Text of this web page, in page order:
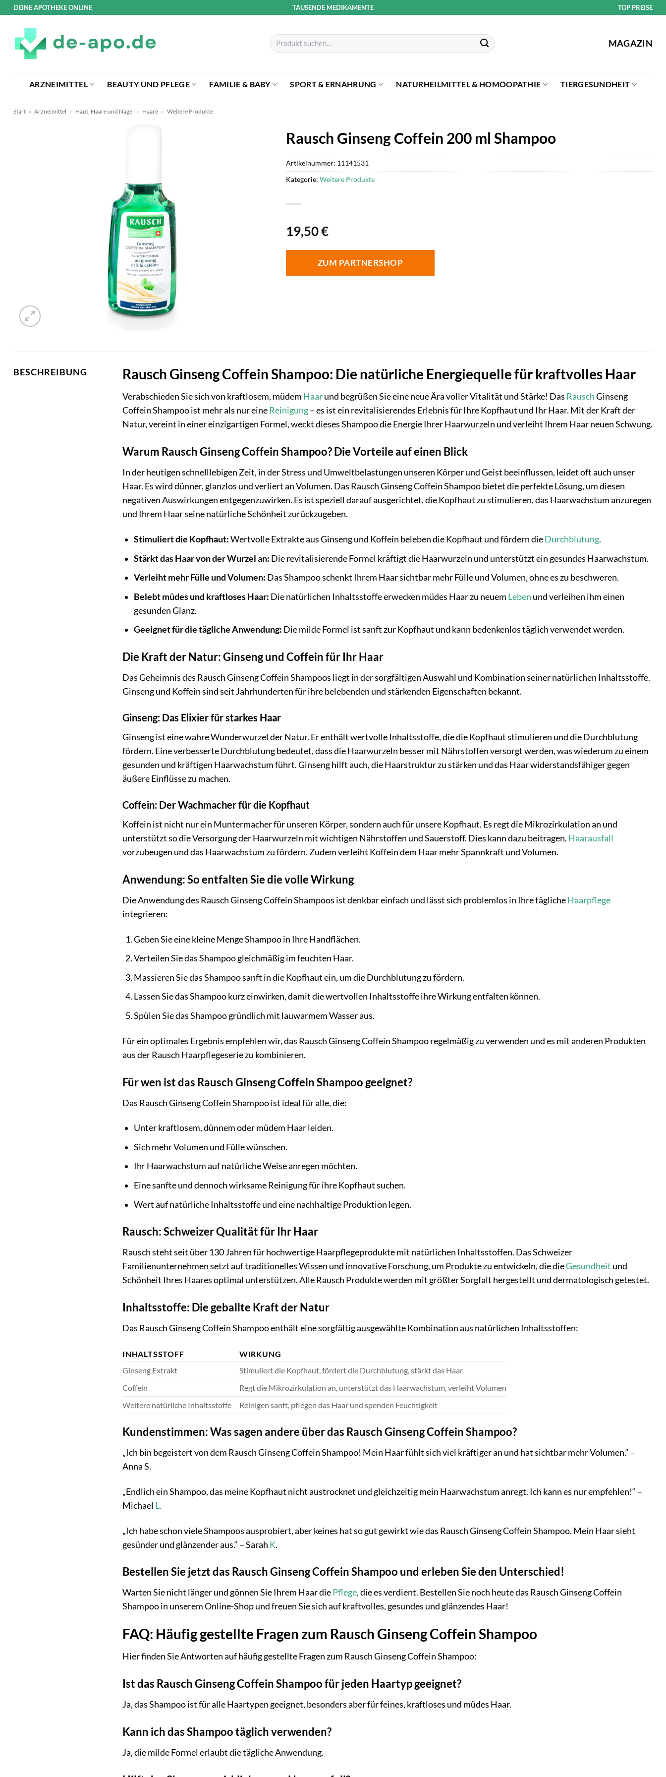
ZumDEINE APOTHEKE ONLINE TAUSENDE MEDIKAMENTE TOP PREISE
Suchen
nach:
MAGAZIN
ARZNEIMITTEL BEAUTY UND PFLEGE FAMILIE & BABY SPORT & ERNÄHRUNG NATURHEILMITTEL & HOMÖOPATHIE TIERGESUNDHEIT
Start » Arzneimittel » Haut, Haare und Nägel » Haare » Weitere Produkte
Rausch Ginseng Coffein 200 ml Shampoo
19,50€
ZUM PARTNERSHOP
Artikelnummer: 11141531
Kategorie: Weitere Produkte
BESCHREIBUNG Rausch Ginseng Coffein Shampoo: Die natürliche Energiequelle für kraftvolles Haar
Verabschieden Sie sich von kraftlosem, müdem Haarund begrüßen Sie eine neue Ära voller Vitalität und Stärke! Das RauschGinseng
Coffein Shampoo ist mehr als nur eineReinigung– es ist ein revitalisierendes Erlebnis für Ihre Kopfhaut und Ihr Haar. Mit der Kraft der
Natur, vereint in einer einzigartigen Formel, weckt dieses Shampoo die Energie Ihrer Haarwurzeln und verleiht Ihrem Haar neuen Schwung.
Warum Rausch Ginseng Coffein Shampoo? Die Vorteile auf einen Blick
In der heutigen schnelllebigen Zeit, in der Stress und Umweltbelastungen unseren Körper und Geist beeinflussen, leidet oft auch unser
Haar. Es wird dünner, glanzlos und verliert an Volumen. Das Rausch Ginseng Coffein Shampoo bietet die perfekte Lösung, um diesen
negativen Auswirkungen entgegenzuwirken. Es ist speziell darauf ausgerichtet, die Kopfhaut zu stimulieren, das Haarwachstum anzuregen
und Ihrem Haar seine natürliche Schönheit zurückzugeben.
Stimuliert die Kopfhaut:Wertvolle Extrakte aus Ginseng und Koffein beleben die Kopfhaut und fördern dieDurchblutung.
Stärkt das Haar von der Wurzel an: Die revitalisierende Formel kräftigt die Haarwurzeln und unterstützt ein gesundes Haarwachstum.
Verleiht mehr Fülle und Volumen: Das Shampoo schenkt Ihrem Haar sichtbar mehr Fülle und Volumen, ohne es zu beschweren.
Belebt müdes und kraftloses Haar: Die natürlichen Inhaltsstoffe erwecken müdes Haar zu neuem Leben und verleihen ihm einen
gesunden Glanz.
Geeignet für die tägliche Anwendung: Die milde Formel ist sanft zur Kopfhaut und kann bedenkenlos täglich verwendet werden.
Die Kraft der Natur: Ginseng und Coffein für Ihr Haar
Das Geheimnis des Rausch Ginseng Coffein Shampoos liegt in der sorgfältigen Auswahl und Kombination seiner natürlichen Inhaltsstoffe.
Ginseng und Koffein sind seit Jahrhunderten für ihre belebenden und stärkenden Eigenschaften bekannt.
Ginseng: Das Elixier für starkes Haar
Ginseng ist eine wahre Wunderwurzel der Natur. Er enthält wertvolle Inhaltsstoffe, die die Kopfhaut stimulieren und die Durchblutung
fördern. Eine verbesserte Durchblutung bedeutet, dass die Haarwurzeln besser mit Nährstoffen versorgt werden, was wiederum zu einem
gesunden und kräftigen Haarwachstum führt. Ginseng hilft auch, die Haarstruktur zu stärken und das Haar widerstandsfähiger gegen
äußere Einflüsse zu machen.
Coffein: Der Wachmacher für die Kopfhaut
Koffein ist nicht nur ein Muntermacher für unseren Körper, sondern auch für unsere Kopfhaut. Es regt die Mikrozirkulation an und
unterstützt so die Versorgung der Haarwurzeln mit wichtigen Nährstoffen und Sauerstoff. Dies kann dazu beitragen, Haarausfall
vorzubeugen und das Haarwachstum zu fördern. Zudem verleiht Koffein dem Haar mehr Spannkraft und Volumen.
Anwendung: So entfalten Sie die volle Wirkung
Die Anwendung des Rausch Ginseng Coffein Shampoos ist denkbar einfach und lässt sich problemlos in Ihre täglicheHaarpflege
integrieren:
Geben Sie eine kleine Menge Shampoo in Ihre Handflächen.
Verteilen Sie das Shampoo gleichmäßig im feuchten Haar.
Massieren Sie das Shampoo sanft in die Kopfhaut ein, um die Durchblutung zu fördern.
Lassen Sie das Shampoo kurz einwirken, damit die wertvollen Inhaltsstoffe ihre Wirkung entfalten können.
Spülen Sie das Shampoo gründlich mit lauwarmem Wasser aus.
Für ein optimales Ergebnis empfehlen wir, das Rausch Ginseng Coffein Shampoo regelmäßig zu verwenden und es mit anderen Produkten
aus der Rausch Haarpflegeserie zu kombinieren.
Für wen ist das Rausch Ginseng Coffein Shampoo geeignet?
Das Rausch Ginseng Coffein Shampoo ist ideal für alle, die:
Unter kraftlosem, dünnem oder müdem Haar leiden.
Sich mehr Volumen und Fülle wünschen.
Ihr Haarwachstum auf natürliche Weise anregen möchten.
Eine sanfte und dennoch wirksame Reinigung für ihre Kopfhaut suchen.
Wert auf natürliche Inhaltsstoffe und eine nachhaltige Produktion legen.
Rausch: Schweizer Qualität für Ihr Haar
Rausch steht seit über 130 Jahren für hochwertige Haarpflegeprodukte mit natürlichen Inhaltsstoffen. Das Schweizer
Familienunternehmen setzt auf traditionelles Wissen und innovative Forschung, um Produkte zu entwickeln, die dieGesundheit und
Schönheit Ihres Haares optimal unterstützen. Alle Rausch Produkte werden mit größter Sorgfalt hergestellt und dermatologisch getestet.
Inhaltsstoffe: Die geballte Kraft der Natur
Das Rausch Ginseng Coffein Shampoo enthält eine sorgfältig ausgewählte Kombination aus natürlichen Inhaltsstoffen:
INHALTSSTOFF
WIRKUNG
Ginseng Extrakt
Stimuliert die Kopfhaut, fördert die Durchblutung, stärkt das Haar
Coffein
Regt die Mikrozirkulation an, unterstützt das Haarwachstum, verleiht Volumen
Weitere natürliche Inhaltsstoffe
Reinigen sanft, pflegen das Haar und spenden Feuchtigkeit
Kundenstimmen: Was sagen andere über das Rausch Ginseng Coffein Shampoo?
„Ich bin begeistert von dem Rausch Ginseng Coffein Shampoo! Mein Haar fühlt sich viel kräftiger an und hat sichtbar mehr Volumen.“ –
Anna S.
„Endlich ein Shampoo, das meine Kopfhaut nicht austrocknet und gleichzeitig mein Haarwachstum anregt. Ich kann es nur empfehlen!“ –
Michael L.
„Ich habe schon viele Shampoos ausprobiert, aber keines hat so gut gewirkt wie das Rausch Ginseng Coffein Shampoo. Mein Haar sieht
gesünder und glänzender aus.“ – Sarah K.
Bestellen Sie jetzt das Rausch Ginseng Coffein Shampoo und erleben Sie den Unterschied!
Warten Sie nicht länger und gönnen Sie Ihrem Haar diePflege, die es verdient. Bestellen Sie noch heute das Rausch Ginseng Coffein
Shampoo in unserem Online-Shop und freuen Sie sich auf kraftvolles, gesundes und glänzendes Haar!
FAQ: Häufig gestellte Fragen zum Rausch Ginseng Coffein Shampoo
Hier finden Sie Antworten auf häufig gestellte Fragen zum Rausch Ginseng Coffein Shampoo:
Ist das Rausch Ginseng Coffein Shampoo für jeden Haartyp geeignet?
Ja, das Shampoo ist für alle Haartypen geeignet, besonders aber für feines, kraftloses und müdes Haar.
Kann ich das Shampoo täglich verwenden?
Ja, die milde Formel erlaubt die tägliche Anwendung.